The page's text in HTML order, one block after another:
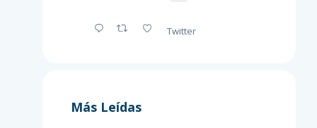
Twitter
Más Leídas